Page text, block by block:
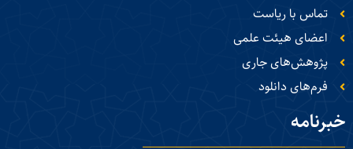
تماس با ریاست
اعضای هیئت علمی
پژوهش‌های جاری
فرم‌های دانلود
خبرنامه